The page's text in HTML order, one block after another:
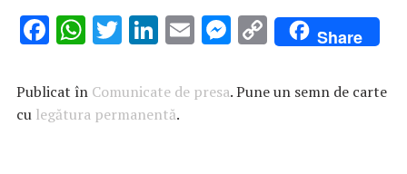
F
e
b
W
at
s
T
it
te
Li
k
e
E
ai
M
se
C
o
p
Share
Publicat în Comunicate de presa. Pune un semn de carte
cu legătura permanentă.